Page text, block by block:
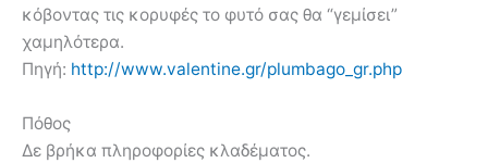
κόβοντας τις κορυφές το φυτό σας θα “γεμίσει”
χαμηλότερα.
Πηγή: http://www.valentine.gr/plumbago_gr.php
Πόθος
Δε βρήκα πληροφορίες κλαδέματος.